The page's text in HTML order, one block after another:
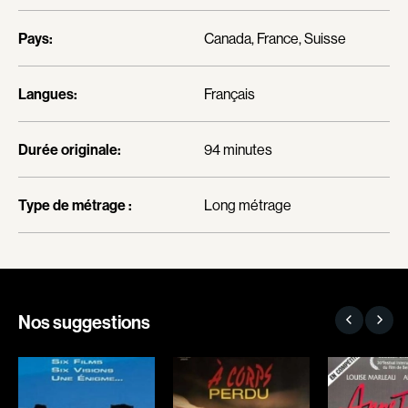
Asselin Jean-François
Attenborough Richard
Aubry François
Audy Michel
Azzopardi Mario
Barilliet France
Barrilliet Fabrice
Baruchel Jay
Bastien Pierre
Pays: Canada, France, Suisse
Langues: Français
Durée originale: 94 minutes
Type de métrage : Long métrage
Nos suggestions